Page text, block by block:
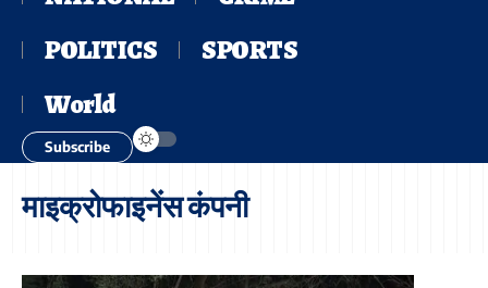
POLITICS
SPORTS
World
Subscribe
माइक्रोफाइनेंस कंपनी